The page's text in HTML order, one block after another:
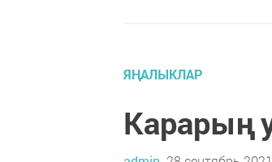
ЯҢАЛЫКЛАР
Карарың